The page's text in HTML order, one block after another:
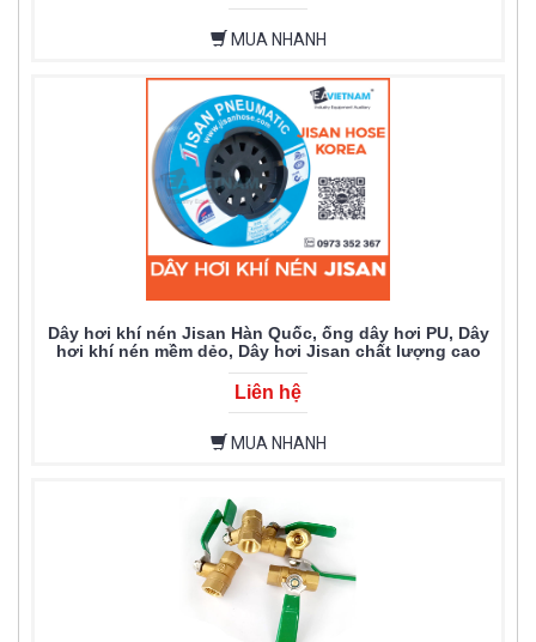
MUA NHANH
Dây hơi khí nén Jisan Hàn Quốc, ống dây hơi PU, Dây
hơi khí nén mềm dẻo, Dây hơi Jisan chất lượng cao
Liên hệ
MUA NHANH